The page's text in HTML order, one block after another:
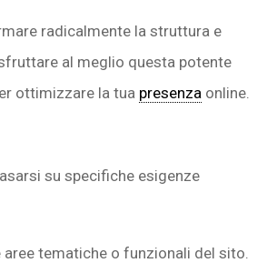
radicalmente la struttura e
al meglio questa potente
ottimizzare la tua presenza online.
su specifiche esigenze
tematiche o funzionali del sito.